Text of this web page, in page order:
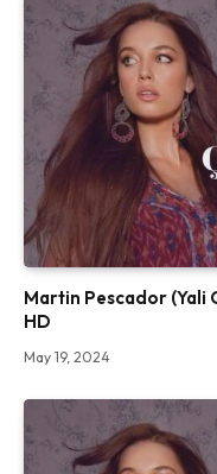
Martin Pescador (Yali
HD
May 19, 2024